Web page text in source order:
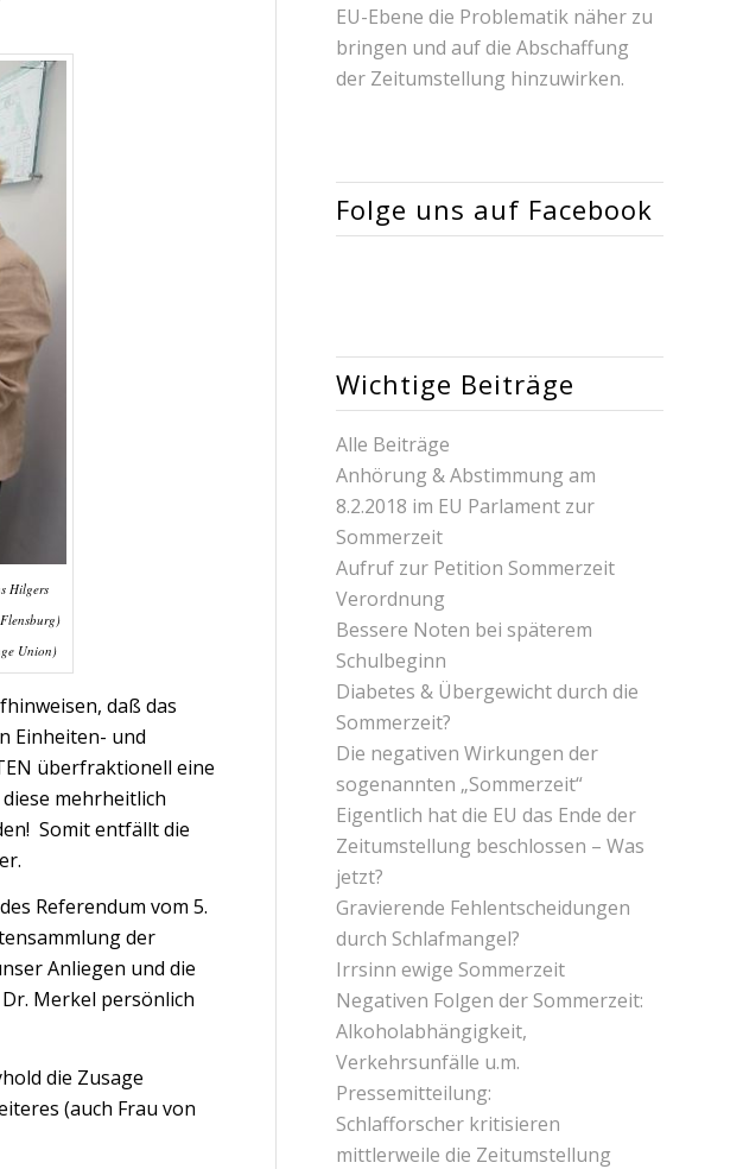
Hilgers
Union)
daß das
Einheiten- und
überfraktionell eine
mehrheitlich
Somit entfällt die
Referendum vom 5.
der
Anliegen und die
Merkel persönlich
die Zusage
(auch Frau von
EU-Ebene die Problematik näher zu
bringen und auf die Abschaffung
der Zeitumstellung hinzuwirken.
Folge uns auf Facebook
Wichtige Beiträge
Alle Beiträge
Anhörung & Abstimmung am
8.2.2018 im EU Parlament zur
Sommerzeit
Aufruf zur Petition Sommerzeit
Verordnung
Bessere Noten bei späterem
Schulbeginn
Diabetes & Übergewicht durch die
Sommerzeit?
Die negativen Wirkungen der
sogenannten „Sommerzeit“
Eigentlich hat die EU das Ende der
Zeitumstellung beschlossen – Was
jetzt?
Gravierende Fehlentscheidungen
durch Schlafmangel?
Irrsinn ewige Sommerzeit
Negativen Folgen der Sommerzeit:
Alkoholabhängigkeit,
Verkehrsunfälle u.m.
Pressemitteilung:
Schlafforscher kritisieren
mittlerweile die Zeitumstellung